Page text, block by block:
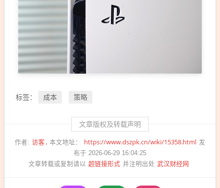
标签： 成本 策略
文章版权及转载声明
作者: 访客 本文地址： https://www.dszpk.cn/wiki/15358.html 发
布于 2026-06-29 16:04:25
文章转载或复制请以 超链接形式 并注明出处 武汉财经网